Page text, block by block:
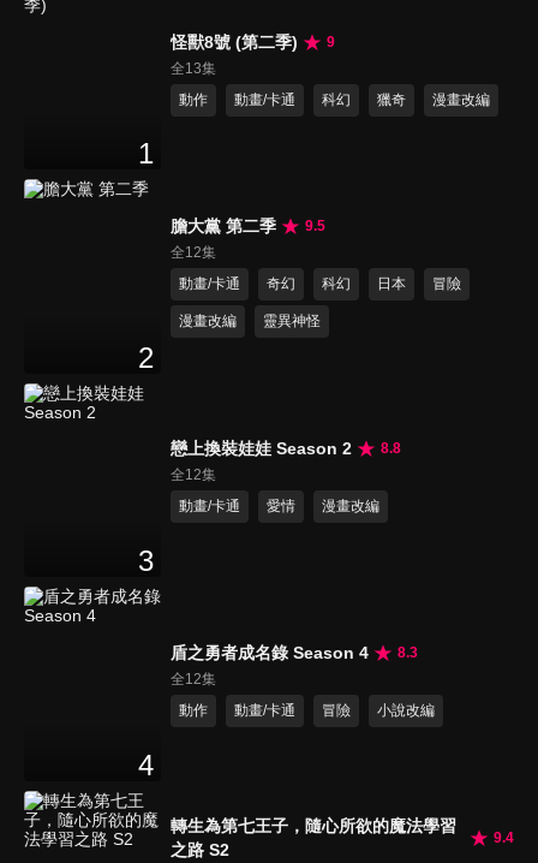
1
怪獸8號 (第二季)
9
全13集
動作
動畫/卡通 科幻 獵奇 漫畫改編
2
膽大黨 第二季
9.5
全12集
動畫/卡通
奇幻 科幻 日本 冒險
漫畫改編 靈異神怪
3
戀上換裝娃娃 Season 2
8.8
全12集
動畫/卡通
愛情 漫畫改編
4
盾之勇者成名錄 Season 4
8.3
全12集
動作
動畫/卡通 冒險 小說改編
轉生為第七王子，隨心所欲的魔法學習
之路 S2
9.4